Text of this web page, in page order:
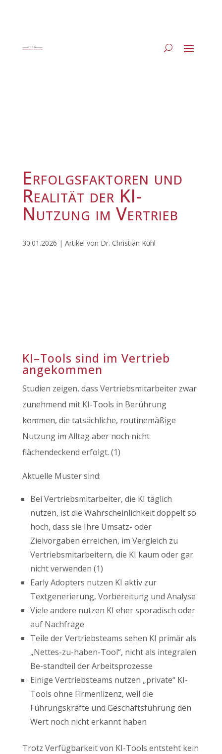
Erfolgsfaktoren und
Realität der KI-
Nutzung im Vertrieb
30.01.2026 | Artikel von Dr. Christian Kühl
KI–Tools sind im Vertrieb
angekommen
Studien zeigen, dass Vertriebsmitarbeiter zwar
zunehmend mit KI-Tools in Berührung
kommen, die tatsächliche, routinemäßige
Nutzung im Alltag aber noch nicht
flächendeckend erfolgt. (1)
Aktuelle Muster sind:
Bei Vertriebsmitarbeiter, die KI täglich
nutzen, ist die Wahrscheinlichkeit doppelt so
hoch, dass sie Ihre Umsatz- oder
Zielvorgaben erreichen, im Vergleich zu
Vertriebsmitarbeitern, die KI kaum oder gar
nicht verwenden (1)
Early Adopters nutzen KI aktiv zur
Textgenerierung, Vorbereitung und Analyse
Viele andere nutzen KI eher sporadisch oder
auf Nachfrage
Teile der Vertriebsteams sehen KI primär als
„Nettes-zu-haben-Tool“, nicht als integralen
Be-standteil der Arbeitsprozesse
Einige Vertriebsteams nutzen „private“ KI-
Tools ohne Firmenlizenz, weil die
Führungskräfte und Geschäftsführung den
Wert noch nicht erkannt haben
Trotz Verfügbarkeit von KI-Tools entsteht kein